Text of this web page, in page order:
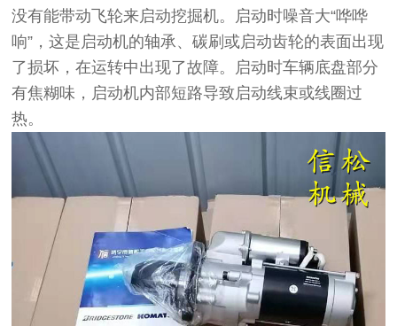
没有能带动飞轮来启动挖掘机。启动时噪音大“哗哗
响” ，这是启动机的轴承、碳刷或启动齿轮的表面出现
了损坏，在运转中出现了故障。启动时车辆底盘部分
有焦糊味，启动机内部短路导致启动线束或线圈过
热。